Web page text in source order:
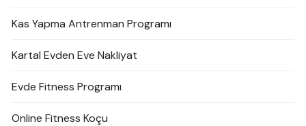
Kas Yapma Antrenman Programı
Kartal Evden Eve Nakliyat
Evde Fitness Programı
Online Fitness Koçu